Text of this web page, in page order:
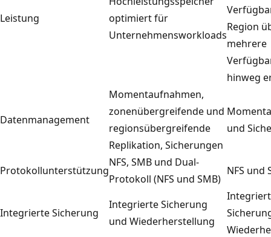
Leistung
optimiert für
Unternehmensworkloads
Region
mehrere
hinweg
Datenmanagement
Momentaufnahmen,
zonenübergreifende und
regionsübergreifende
Replikation, Sicherungen
und
Protokollunterstützung
NFS, SMB und Dual-
Protokoll (NFS und SMB)
NFS und
Integrierte Sicherung
Integrierte Sicherung
und Wiederherstellung